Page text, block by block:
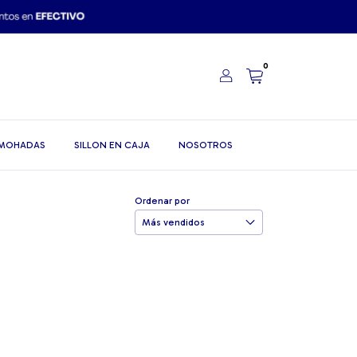
0
SILLON EN CAJA NOSOTROS
Ordenar por